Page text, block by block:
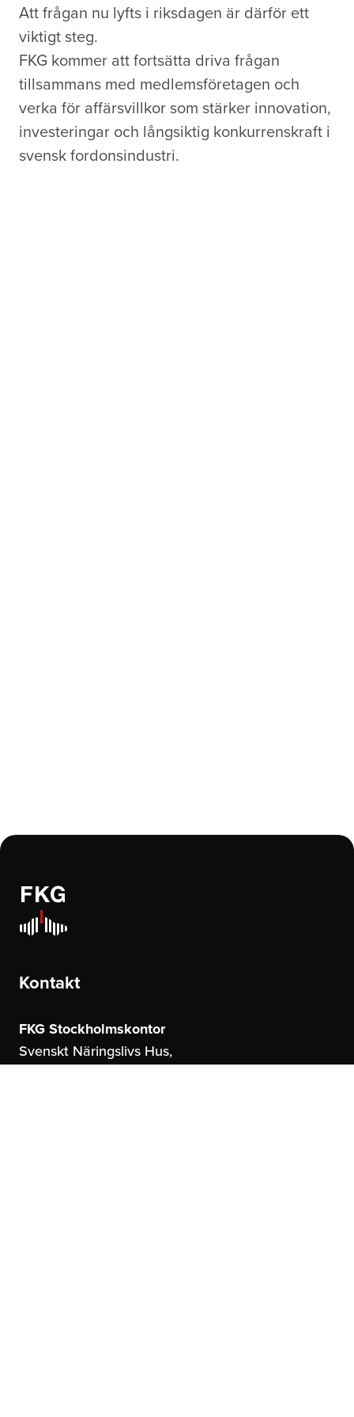
Att frågan nu lyfts i riksdagen är därför ett
viktigt steg.
FKG kommer att fortsätta driva frågan
tillsammans med medlemsföretagen och
verka för affärsvillkor som stärker innovation,
investeringar och långsiktig konkurrenskraft i
svensk fordonsindustri.
Kontakt
FKG Stockholmskontor
Svenskt Näringslivs Hus,